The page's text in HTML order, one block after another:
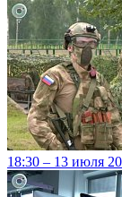
18:30 – 13 июля